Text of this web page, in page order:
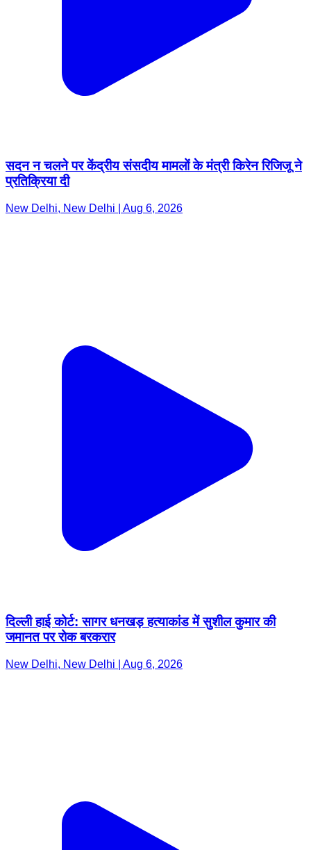
सदन न चलने पर केंद्रीय संसदीय मामलों के मंत्री किरेन रिजिजू ने
प्रतिक्रिया दी
New Delhi, New Delhi | Aug 6, 2026
दिल्ली हाई कोर्ट: सागर धनखड़ हत्याकांड में सुशील कुमार की
जमानत पर रोक बरकरार
New Delhi, New Delhi | Aug 6, 2026